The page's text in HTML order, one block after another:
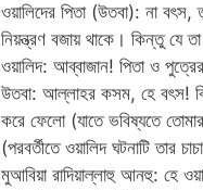
ওয়ালিদের পিতা (উতবা): না
নিয়ন্ত্রণ বজায় থাকে। কিন্তু যে
ওয়ালিদ: আব্বাজান! পিতা ও
উতবা: আল্লাহর কসম, হে বৎস!
করে ফেলো (যাতে ভবিষ্যতে
(পরবর্তীতে ওয়ালিদ ঘটনাটি তার
মুআবিয়া রাদিয়াল্লাহু আনহু: হে